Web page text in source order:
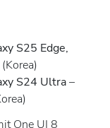
S25 Edge,
S24 Ultra–
One UI 8